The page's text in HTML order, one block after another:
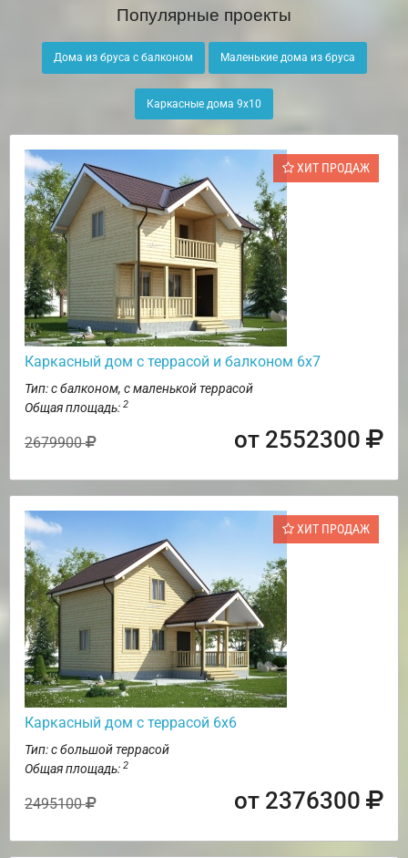
Популярные проекты
Дома из бруса с балконом Маленькие дома из бруса
Каркасные дома 9х10
ХИТ ПРОДАЖ
Каркасный дом с террасой и балконом 6х7
Тип: с балконом, с маленькой террасой
Общая площадь: 2
2679900 от 2552300
ХИТ ПРОДАЖ
Каркасный дом с террасой 6х6
Тип: с большой террасой
Общая площадь: 2
2495100 от 2376300